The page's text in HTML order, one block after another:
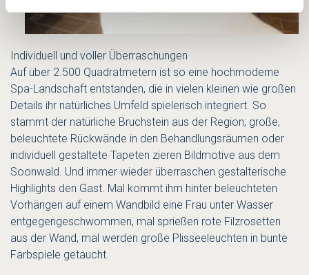
Individuell und voller Überraschungen
Auf über 2.500 Quadratmetern ist so eine hochmoderne
Spa-Landschaft entstanden, die in vielen kleinen wie großen
Details ihr natürliches Umfeld spielerisch integriert. So
stammt der natürliche Bruchstein aus der Region; große,
beleuchtete Rückwände in den Behandlungsräumen oder
individuell gestaltete Tapeten zieren Bildmotive aus dem
Soonwald. Und immer wieder überraschen gestalterische
Highlights den Gast. Mal kommt ihm hinter beleuchteten
Vorhängen auf einem Wandbild eine Frau unter Wasser
entgegengeschwommen, mal sprießen rote Filzrosetten
aus der Wand, mal werden große Plisseeleuchten in bunte
Farbspiele getaucht.